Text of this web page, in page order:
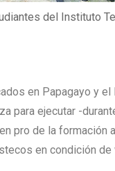
del Instituto
en Papagayo y el
para ejecutar -
pro de la formación
en condición de